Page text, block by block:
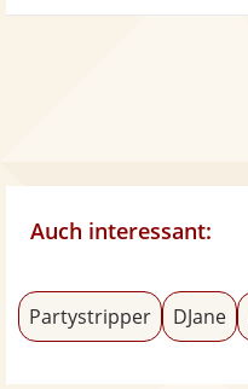
Auch interessant:
Partystripper DJane